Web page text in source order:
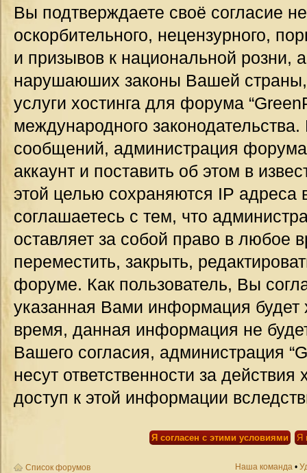
Вы подтверждаете своё согласие
оскорбительного, нецензурного,
и призывов к национальной розни,
нарушаюших законы Вашей страны,
услуги хостинга для форума
международного
сообщений, администрация
аккаунт и поставить об этом в
этой целью сохраняются IP
соглашаетесь с тем, что
оставляет за собой право в любое
переместить, закрыть,
форуме. Как пользователь, Вы
указанная Вами информация будет
время, данная информация не
Вашего согласия, администрация
несут ответственности за
доступ к этой информации
Список форумов Наша команда •